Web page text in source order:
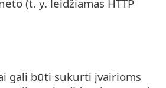
(t. y. leidžiamas HTTP
gali būti sukurti įvairioms